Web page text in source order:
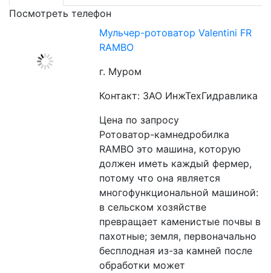
Посмотреть телефон
Мульчер-ротоватор Valentini FR
RAMBO
г. Муром
Контакт: ЗАО ИнжТехГидравлика
Цена по запросу
Ротоватор-камнедробилка
RAMBO это машина, которую
должен иметь каждый фермер,
потому что она является
многофункциональной машиной:
в сельском хозяйстве
превращает каменистые почвы в
пахотные; земля, первоначально
бесплодная из-за камней после
обработки может